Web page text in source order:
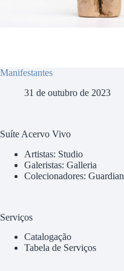
Manifestantes
31 de outubro de 2023
Suíte Acervo Vivo
Artistas: Studio
Galeristas: Galleria
Colecionadores: Guardian
Serviços
Catalogação
Tabela de Serviços